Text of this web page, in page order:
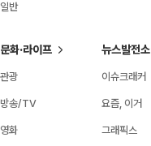
일반
문화·라이프
관광
방송/TV
영화
뉴스발전소
이슈크래커
요즘, 이거
그래픽스